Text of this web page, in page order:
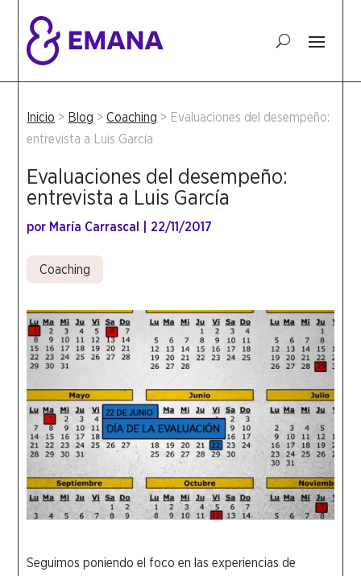
Inicio > Blog >Coaching > Evaluaciones del desempeño:
entrevista a Luis García
Evaluaciones del desempeño:
entrevista a Luis García
por María Carrascal 22/11/2017
Coaching
Seguimos poniendo el foco en las experiencias de